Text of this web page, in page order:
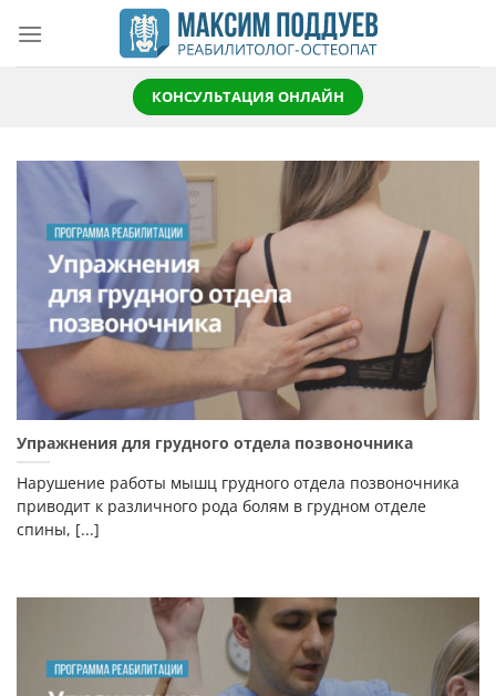
content
КОНСУЛЬТАЦИЯ ОНЛАЙН
Упражнения для грудного отдела позвоночника
Нарушение работы мышц грудного отдела позвоночника
приводит к различного рода болям в грудном отделе
спины, [...]